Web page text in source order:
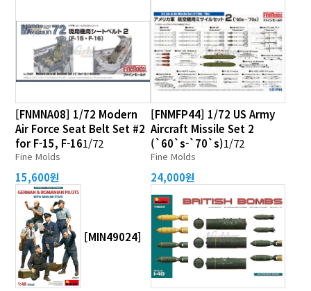
[FNMNA08] 1/72 Modern
Air Force Seat Belt Set #2
for F-15, F-161/72
Fine Molds
15,600원
[FNMFP44] 1/72 US Army
Aircraft Missile Set 2
(`60`s-`70`s)1/72
Fine Molds
24,000원
[MIN49024]